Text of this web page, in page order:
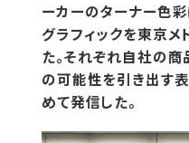
ーカーのターナー色
グラフィックを東京
た。それぞれ自社の
の可能性を引き出す
めて発信した。